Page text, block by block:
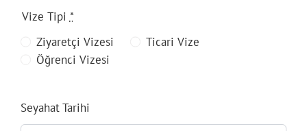
Vize Tipi *
Ziyaretçi Vizesi
Ticari Vize
Öğrenci Vizesi
Seyahat Tarihi